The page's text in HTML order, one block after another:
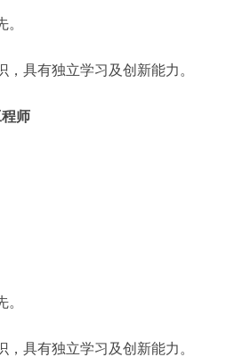
具有独立学习及创新能力。
师
具有独立学习及创新能力。